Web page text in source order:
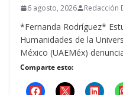
6 agosto, 2026 Redacción
*Fernanda Rodríguez*
Humanidades de la
México (UAEMéx)
Comparte esto: